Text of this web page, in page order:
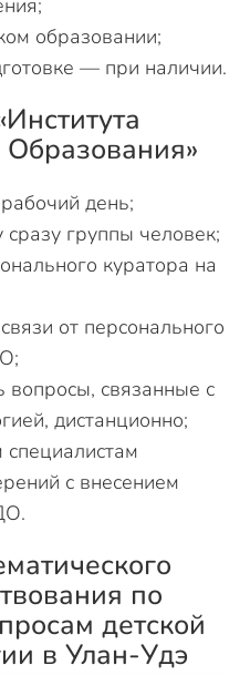
образовании;
— при наличии.
день;
сразу группы человек;
куратора на
от персонального
вопросы, связанные с
дистанционно;
с внесением
по
детской
в Улан-Удэ